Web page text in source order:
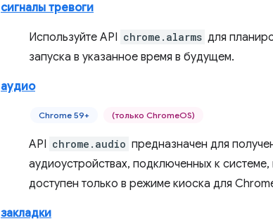
сигналы тревоги
Используйте API chrome.alarms для
запуска в указанное время в будущем.
аудио
Chrome 59+ (только ChromeOS)
API chrome.audio предназначен для
аудиоустройствах, подключенных к
доступен только в режиме киоска для
закладки